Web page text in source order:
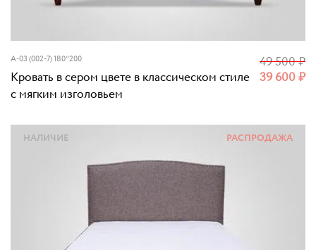
A-03 (002-7) 180*200
Кровать в сером цвете в классическом стиле
с мягким изголовьем
39 600₽
49 500₽
РАСПРОДАЖА
НАЛИЧИЕ